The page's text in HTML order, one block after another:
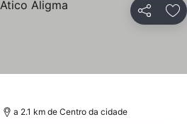
Partilhar
a 2.1 km de Centro da cidade